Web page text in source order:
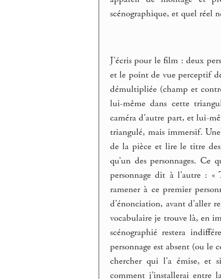
scénographique, et quel réel
J’écris pour le film : deux
et le point de vue perceptif
démultipliée (champ et
lui-même dans cette
caméra d’autre part, et lui-
triangulé, mais immersif.
de la pièce et lire le titre des
qu’un des personnages. Ce
personnage dit à l’autre : «
ramener à ce premier
d’énonciation, avant d’aller
vocabulaire je trouve là, en
scénographié restera
personnage est absent (ou le
chercher qui l’a émise, et
comment j’installerai entre